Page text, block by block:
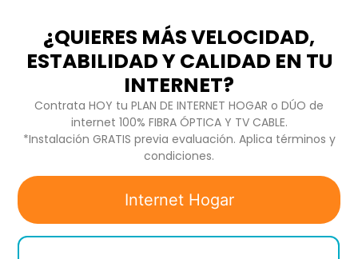
¿QUIERES MÁS VELOCIDAD,
ESTABILIDAD Y CALIDAD EN TU
INTERNET?
Contrata HOY tu PLAN DE INTERNET HOGAR o DÚO de
internet 100% FIBRA ÓPTICA Y TV CABLE.
*Instalación GRATIS previa evaluación. Aplica términos y
condiciones.
Internet Hogar